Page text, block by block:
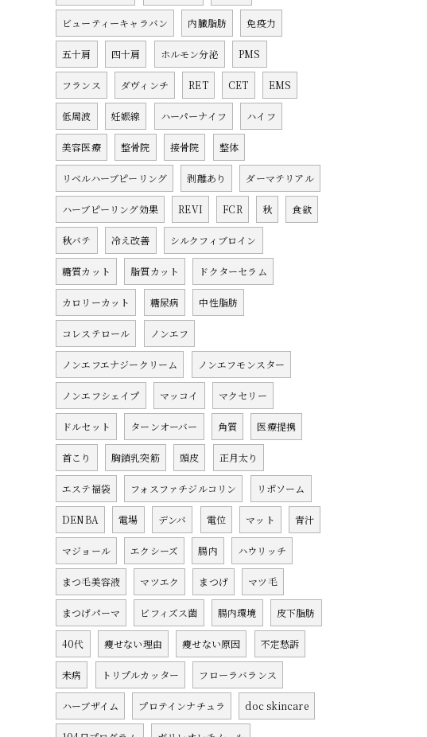
ビューティーキャラバン 内臓脂肪 免疫力
五十肩 四十肩 ホルモン分泌 PMS
フランス ダヴィンチ RET CET EMS
低周波 妊娠線 ハーパーナイフ ハイフ
美容医療 整骨院 接骨院 整体
リベルハーブピーリング 剥離あり ダーマテリアル
ハーブピーリング効果 REVI FCR 秋 食欲
秋バテ 冷え改善 シルクフィブロイン
糖質カット 脂質カット ドクターセラム
カロリーカット 糖尿病 中性脂肪
コレステロール ノンエフ
ノンエフエナジークリーム ノンエフモンスター
ノンエフシェイプ マッコイ マクセリー
ドルセット ターンオーバー 角質 医療提携
首こり 胸鎖乳突筋 頭皮 正月太り
エステ福袋 フォスファチジルコリン リポソーム
DENBA 電場 デンバ 電位 マット 青汁
マジョール エクシーズ 腸内 ハウリッチ
まつ毛美容液 マツエク まつげ マツ毛
まつげパーマ ビフィズス菌 腸内環境 皮下脂肪
40代 痩せない理由 痩せない原因 不定愁訴
未病 トリプルカッター フローラバランス
ハーブザイム プロテインナチュラ doc skincare